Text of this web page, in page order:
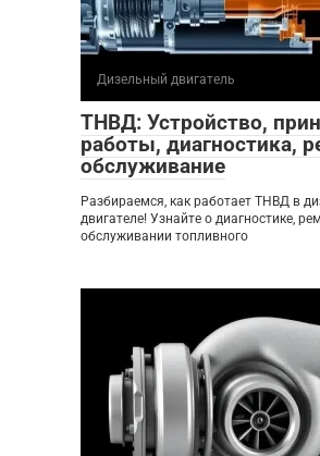
Дизельный двигатель
ТНВД: Устройство,
работы, диагностика,
обслуживание
Разбираемся, как работает ТНВД в
двигателе! Узнайте о диагностике,
обслуживании топливного